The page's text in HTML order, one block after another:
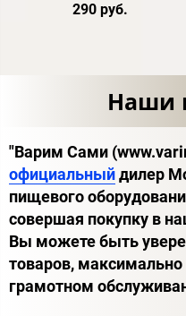
290 руб.
Наши
"Варим Сами
официальныйдилер
пищевого
совершая покупку в
Вы можете быть
товаров,
грамотном